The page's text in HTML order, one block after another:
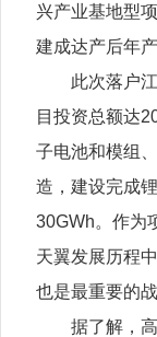
兴产业基地型
建成达产后年
此次落户
目投资总额达
子电池和模组
造，建设完成
30GWh。作为
天翼发展历程
也是最重要的
据了解，